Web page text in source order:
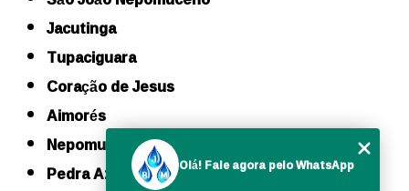
Jacutinga
Tupaciguara
Coração de Jesus
Aimorés
Nepomuceno
Pedra Azul
Olá! Fale agora pelo WhatsApp